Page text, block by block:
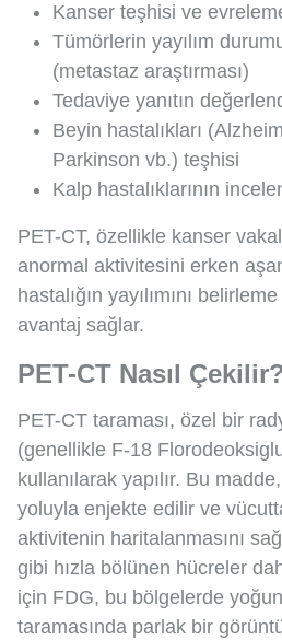
Kanser teşhisi ve
Tümörlerin yayılım
(metastaz araştırması)
Tedaviye yanıtın
Beyin hastalıkları
Parkinson vb.) teşhisi
Kalp hastalıklarının
PET-CT, özellikle kanser
anormal aktivitesini erken
hastalığın yayılımını
avantaj sağlar.
PET-CT Nasıl
PET-CT taraması, özel bir
(genellikle F-18
kullanılarak yapılır. Bu
yoluyla enjekte edilir ve
aktivitenin haritalanmasını
gibi hızla bölünen hücreler
için FDG, bu bölgelerde
taramasında parlak bir